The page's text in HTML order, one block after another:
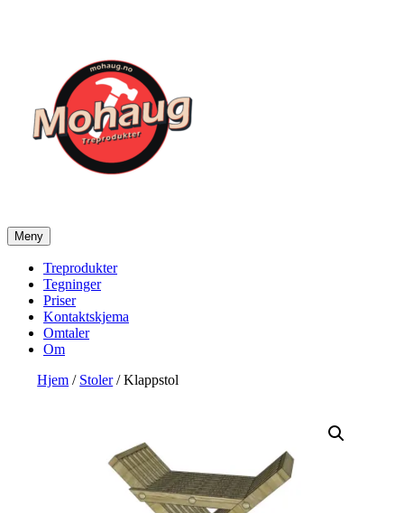
Mohaug Treprodukter
Salg av tegninger og treprodukter
Meny
Treprodukter
Tegninger
Priser
Kontaktskjema
Omtaler
Om
Hjem / Stoler/ Klappstol